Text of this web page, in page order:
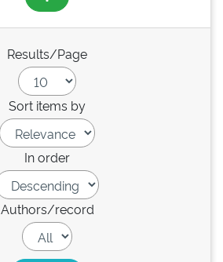
Results/Page
Sort items by
In order
Authors/record